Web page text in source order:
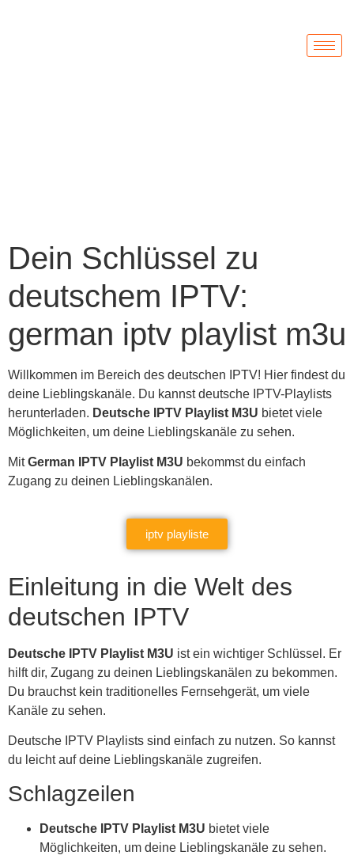
Dein Schlüssel zu
deutschem IPTV:
german iptv playlist m3u
Willkommen im Bereich des deutschen IPTV! Hier findest du
deine Lieblingskanäle. Du kannst deutsche IPTV-Playlists
herunterladen. Deutsche IPTV Playlist M3U bietet viele
Möglichkeiten, um deine Lieblingskanäle zu sehen.
MitGerman IPTV Playlist M3U bekommst du einfach
Zugang zu deinen Lieblingskanälen.
iptv playliste
Einleitung in die Welt des
deutschen IPTV
Deutsche IPTV Playlist M3U ist ein wichtiger Schlüssel. Er
hilft dir, Zugang zu deinen Lieblingskanälen zu bekommen.
Du brauchst kein traditionelles Fernsehgerät, um viele
Kanäle zu sehen.
Deutsche IPTV Playlists sind einfach zu nutzen. So kannst
du leicht auf deine Lieblingskanäle zugreifen.
Schlagzeilen
Deutsche IPTV Playlist M3U bietet viele
Möglichkeiten, um deine Lieblingskanäle zu sehen.